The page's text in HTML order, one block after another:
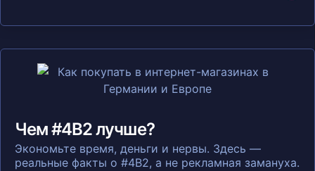
Чем #4B2 лучше?
Экономьте время, деньги и нервы. Здесь —
реальные факты о #4B2, а не рекламная замануха.